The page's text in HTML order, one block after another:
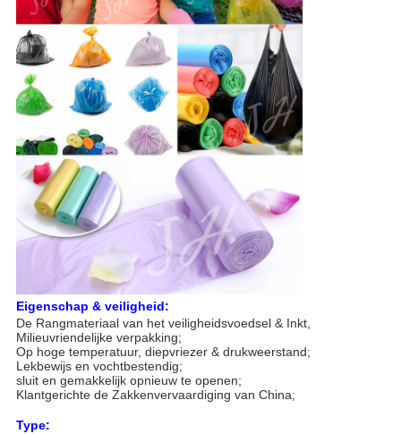
Eigenschap & veiligheid:
De Rangmateriaal van het veiligheidsvoedsel & Inkt,
Milieuvriendelijke verpakking;
Op hoge temperatuur, diepvriezer & drukweerstand;
Lekbewijs en vochtbestendig;
sluit en gemakkelijk opnieuw te openen;
Klantgerichte de Zakkenvervaardiging van China;
Type: